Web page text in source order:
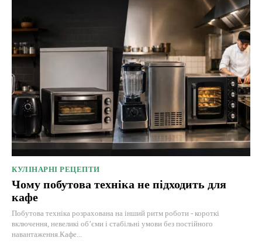
КУЛІНАРНІ РЕЦЕПТИ
Чому побутова техніка не підходить для
кафе
Побутова техніка розрахована на інший ритм роботи - короткі
включення, невеликі об’єми і стабільні умови без постійного
навантаження.Кафе...